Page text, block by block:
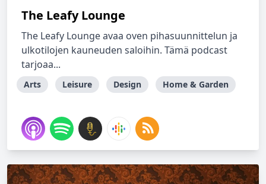
The Leafy Lounge
The Leafy Lounge avaa oven pihasuunnittelun ja
ulkotilojen kauneuden saloihin. Tämä podcast
tarjoaa...
Arts Leisure Design Home & Garden